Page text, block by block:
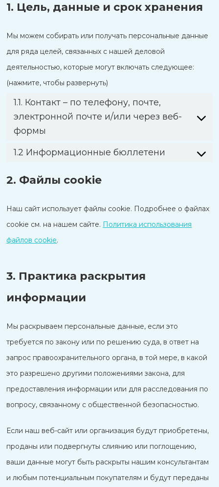
1. Цель, данные и срок хранения
Мы можем собирать или получать персональные данные
для ряда целей, связанных с нашей деловой
деятельностью, которые могут включать следующее:
(нажмите, чтобы развернуть)
1.1. Контакт – по телефону, почте,
электронной почте и/или через веб-
формы
1.2 Информационные бюллетени
2. Файлы cookie
Наш сайт использует файлы cookie. Подробнее о файлах
cookie см. на нашем сайте. Политика использования
файлов cookie.
3. Практика раскрытия
информации
Мы раскрываем персональные данные, если это
требуется по закону или по решению суда, в ответ на
запрос правоохранительного органа, в той мере, в какой
это разрешено другими положениями закона, для
предоставления информации или для расследования по
вопросу, связанному с общественной безопасностью.
Если наш веб-сайт или организация будут приобретены,
проданы или подвергнуты слиянию или поглощению,
ваши данные могут быть раскрыты нашим консультантам
и любым потенциальным покупателям и будут переданы